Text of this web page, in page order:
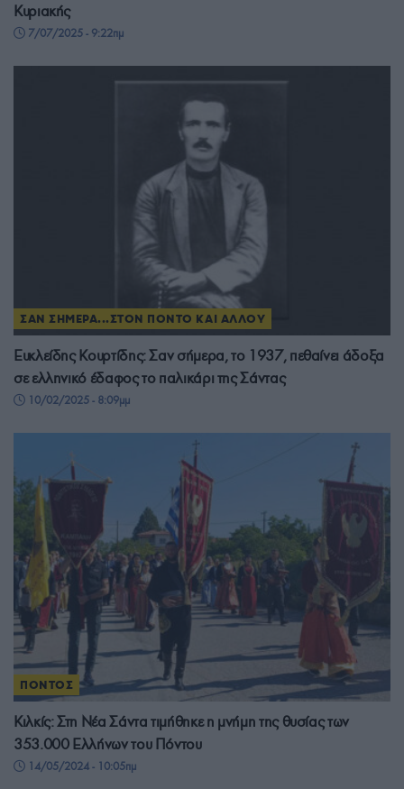
Κυριακής
7/07/2025 - 9:22πμ
ΣΑΝ ΣΗΜΕΡΑ...ΣΤΟΝ ΠΟΝΤΟ ΚΑΙ ΑΛΛΟΥ
Ευκλείδης Κουρτίδης: Σαν σήμερα, το 1937, πεθαίνει άδοξα
σε ελληνικό έδαφος το παλικάρι της Σάντας
10/02/2025 - 8:09μμ
ΠΟΝΤΟΣ
Κιλκίς: Στη Νέα Σάντα τιμήθηκε η μνήμη της θυσίας των
353.000 Ελλήνων του Πόντου
14/05/2024 - 10:05πμ